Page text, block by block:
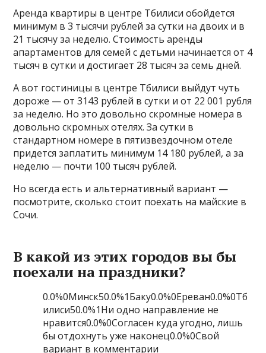
Аренда квартиры в центре Тбилиси обойдется
минимум в 3 тысячи рублей за сутки на двоих и в
21 тысячу за неделю. Стоимость аренды
апартаментов для семей с детьми начинается от 4
тысяч в сутки и достигает 28 тысяч за семь дней.
А вот гостиницы в центре Тбилиси выйдут чуть
дороже — от 3143 рублей в сутки и от 22 001 рубля
за неделю. Но это довольно скромные номера в
довольно скромных отелях. За сутки в
стандартном номере в пятизвездочном отеле
придется заплатить минимум 14 180 рублей, а за
неделю — почти 100 тысяч рублей.
Но всегда есть и альтернативный вариант —
посмотрите, сколько стоит поехать на майские в
Сочи.
В какой из этих городов вы бы
поехали на праздники?
0.0%0Минск50.0%1Баку0.0%0Ереван0.0%0Тб
илиси50.0%1Ни одно направление не
нравится0.0%0Согласен куда угодно, лишь
бы отдохнуть уже наконец0.0%0Свой
вариант в комментарии